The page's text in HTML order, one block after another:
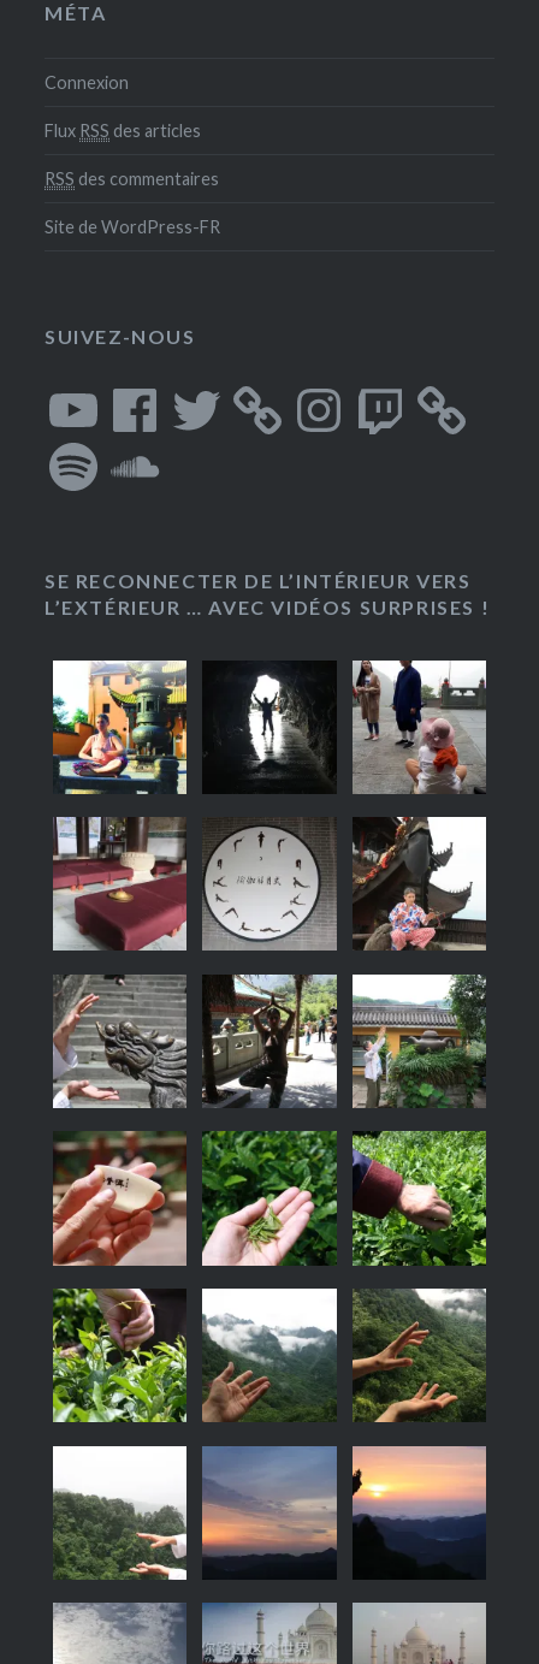
MÉTA
Connexion
Flux RSS des articles
RSS des commentaires
Site de WordPress-FR
SUIVEZ-NOUS
YouTubeFacebook Twitter InstagramTwitch
Spotify
SE RECONNECTER DE L’INTÉRIEUR VERS
L’EXTÉRIEUR … AVEC VIDÉOS SURPRISES !